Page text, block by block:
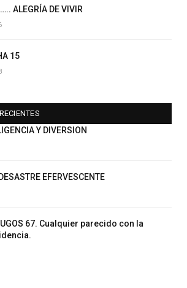
ALEGRÍA DE VIVIR
15
Y DIVERSION
EFERVESCENTE
67. Cualquier parecido con la